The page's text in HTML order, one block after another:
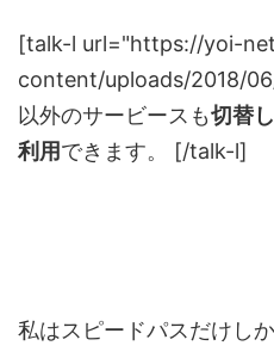
[talk-l url="https://yoi-
content/uploads/2018/
以外のサービースも切替
利用できます。 [/talk-l]
私はスピードパスだけし